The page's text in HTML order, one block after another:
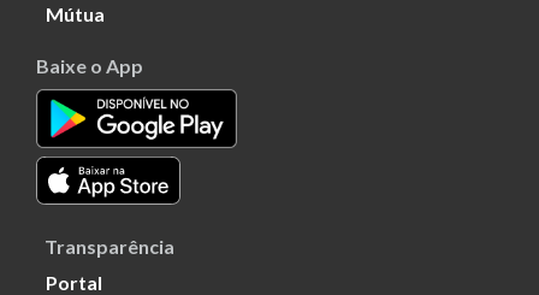
Mútua
Baixe o App
Transparência
Portal